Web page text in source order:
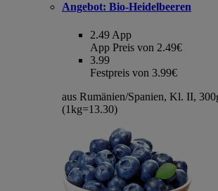
Angebot: Bio-Heidelbeeren
2.49 App
App Preis von 2.49€
3.99
Festpreis von 3.99€
aus Rumänien/Spanien, Kl. II,
(1kg=13.30)